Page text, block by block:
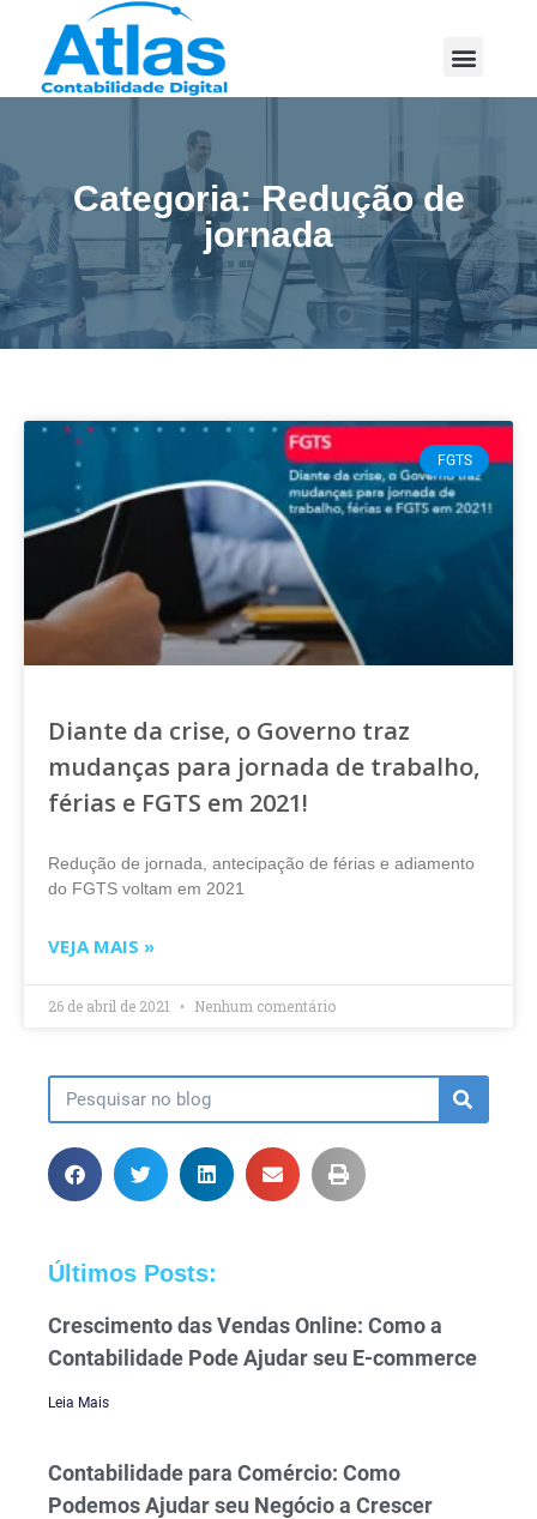
Categoria: Redução de
jornada
FGTS
Diante da crise, o Governo traz
mudanças para jornada de trabalho,
férias e FGTS em 2021!
Redução de jornada, antecipação de férias e adiamento
do FGTS voltam em 2021
VEJA MAIS »
26 de abril de 2021 Nenhum comentário
Últimos Posts:
Crescimento das Vendas Online: Como a
Contabilidade Pode Ajudar seu E-commerce
Leia Mais
Contabilidade para Comércio: Como
Podemos Ajudar seu Negócio a Crescer